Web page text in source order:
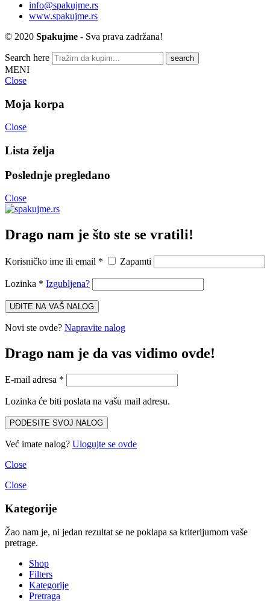
info@spakujme.rs
www.spakujme.rs
© 2020 Spakujme - Sva prava zadržana!
Search here
MENI
Close
Moja korpa
Close
Lista želja
Poslednje pregledano
Close
Drago nam je što ste se vratili!
Korisničko ime ili email * Zapamti
Lozinka * Izgubljena?
UĐITE NA VAŠ NALOG
Novi ste ovde? Napravite nalog
Drago nam je da vas vidimo ovde!
E-mail adresa *
Lozinka će biti poslata na vašu mail adresu.
PODESITE SVOJ NALOG
Već imate nalog? Ulogujte se ovde
Close
Close
Kategorije
Žao nam je, ni jedan rezultat se ne poklapa sa kriterijumom vaše
pretrage.
Shop
Filters
Kategorije
Pretraga